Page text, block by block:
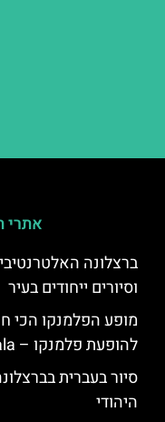
אתרי
ברצלונה
וסיורים ייחודים בעיר
מופע הפלמנקו הכי
להופעת פלמנקו – Gran Gala
סיור בעברית
היהודי